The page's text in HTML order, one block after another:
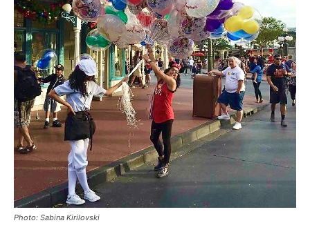
Photo: Sabina Kirilovski